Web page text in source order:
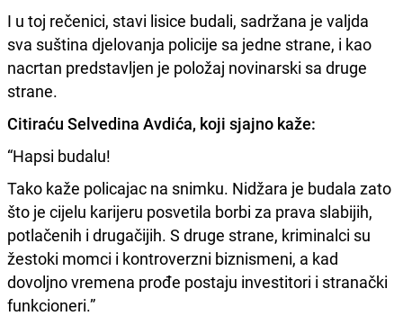
I u toj rečenici, stavi lisice budali, sadržana je valjda
sva suština djelovanja policije sa jedne strane, i kao
nacrtan predstavljen je položaj novinarski sa druge
strane.
Citiraću Selvedina Avdića, koji sjajno kaže:
“Hapsi budalu!
Tako kaže policajac na snimku. Nidžara je budala zato
što je cijelu karijeru posvetila borbi za prava slabijih,
potlačenih i drugačijih. S druge strane, kriminalci su
žestoki momci i kontroverzni biznismeni, a kad
dovoljno vremena prođe postaju investitori i stranački
funkcioneri.”